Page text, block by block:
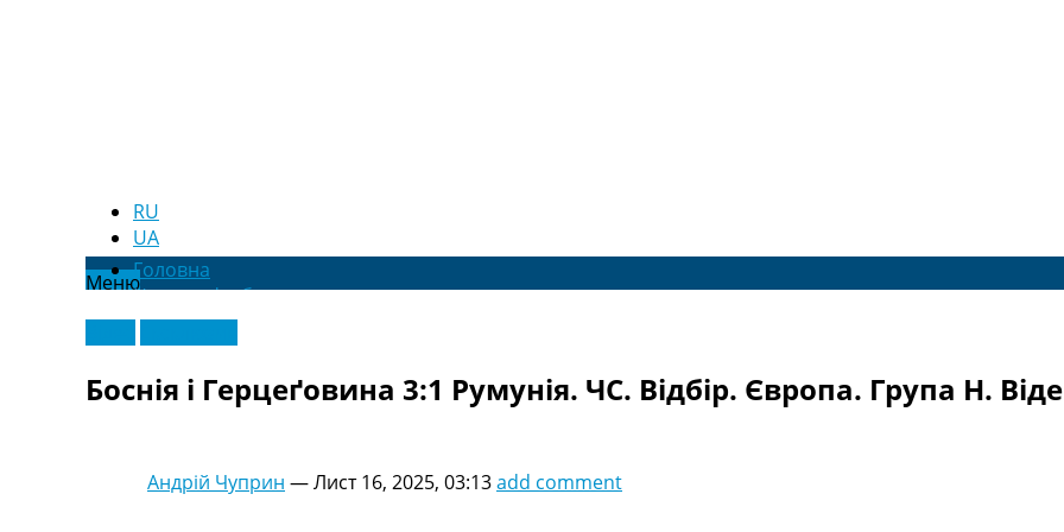
RU
UA
МенюГоловна
Новини футболу
Відео
Новини футболу України
Футбольні трансфери
Останні коментарі
Рейтінги
Боснія і Герцеґовина 3:1 Румунія. ЧC. Відбір. Європа. Група H.
Андрій Чуприн —Лист 16, 2025, 03:13add comment